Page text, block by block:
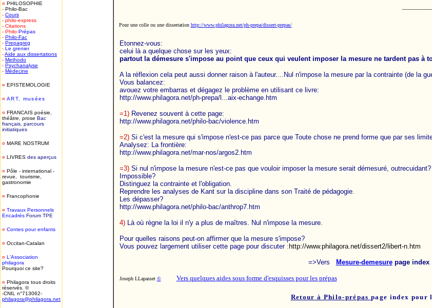
¤ PHILOSOPHIE
- Philo-Bac
- Cours
- philo-express
- Citations
- Philo-Prépas
- Philo-Fac
- Prepagreg
- Le grenier
-Aide aux dissertations
- Methodo
- Psychanalyse
- Médecine
¤ EPISTEMOLOGIE
¤ ART, musées
¤ FRANCAIS poésie,
théâtre, prose Bac
français, parcours
initiatiques
¤ MARE NOSTRUM
¤ LIVRES des aperçus
¤ Pôle - international -
revue, tourisme,
gastronomie
¤ Francophonie
¤ Travaux Personnels
Encadrés Forum TPE
¤ Contes pour enfants
¤ Occitan-Catalan
¤ L'Association
philagora
Pourquoi ce site?
¤ Philagora tous droits
réservés. ©
-CNIL n°713062-
philagora@philagora.net
Pour une colle ou une dissertation http://www.philagora.net/ph-prepa/dissert-prepas/
Etonnez-vous:
celui là a quelque chose sur les yeux:
partout la démesure s'impose au point que ceux qui veulent imposer la mesure ne tardent pas à
A la réflexion cela peut aussi donner raison à l'auteur....Nul n'impose la mesure par la contrainte (de la
Vous balancez:
avouez votre embarras et dégagez le problème en utilisant ce livre:
http://www.philagora.net/ph-prepa/l...aix-echange.htm
=1) Revenez souvent à cette page:
http://www.philagora.net/philo-bac/violence.htm
=2)Si c'est la mesure qui s'impose n'est-ce pas parce que Toute chose ne prend forme que par ses
Analysez: La frontière:
http://www.philagora.net/mar-nos/argos2.htm
=3) Si nul n'impose la mesure n'est-ce pas que vouloir imposer la mesure serait démesuré,
Impossible?
Distinguez la contrainte et l'obligation.
Reprendre les analyses de Kant sur la discipline dans son Traité de pédagogie.
Les dépasser?
http://www.philagora.net/philo-bac/anthrop7.htm
4) Là où règne la loi il n'y a plus de maîtres. Nul n'impose la mesure.
Pour quelles raisons peut-on affirmer que la mesure s'impose?
Vous pouvez largement utiliser cette page pour discuter : http://www.philagora.net/dissert2/libert-n.htm
=>Vers Mesure-demesure page index
Joseph LLapasset © Vers quelques aides sous forme d'esquisses pour les prépas
Retour à Philo-prépas page index pour